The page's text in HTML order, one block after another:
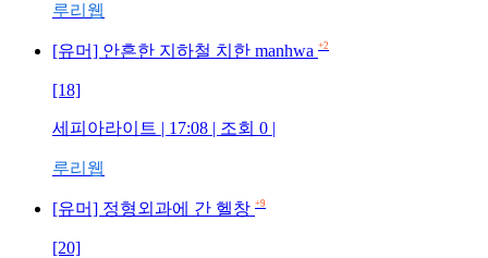
루리웹
[유머] 안흔한 지하철 치한 manhwa +2
[18]
세피아라이트 | 17:08 | 조회 0 |
루리웹
[유머] 정형외과에 간 헬창 +9
[20]